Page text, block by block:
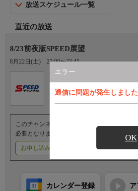
エラー
通信に問題が発生しまし
OK
放送スケジュール一覧
直近の放送
8/23前夜版SPEED展望
8月22日(土) 23:00〜23:45
このチャンネルのご視聴には、オプションチ
必要となります。
お申し込みはこちら ご利用料金はこ
カレンダー登録